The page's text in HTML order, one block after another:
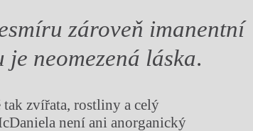
zároveň imanentní
neomezená láska.
tak zvířata, rostliny a celý
není ani anorganický